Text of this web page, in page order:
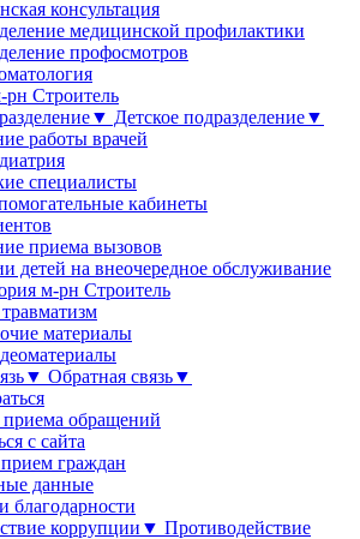
консультация
медицинской профилактики
профосмотров
Строитель
Детское подразделение▼
работы врачей
специалисты
кабинеты
приема вызовов
детей на внеочередное обслуживание
м-рн Строитель
материалы
Обратная связь▼
обращений
с сайта
граждан
данные
благодарности
Противодействие